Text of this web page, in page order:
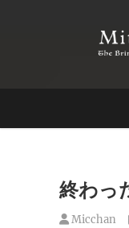
終わっ
Micchan